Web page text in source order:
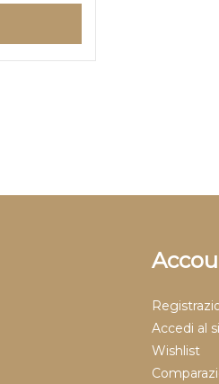
Accedi al
Wishlist